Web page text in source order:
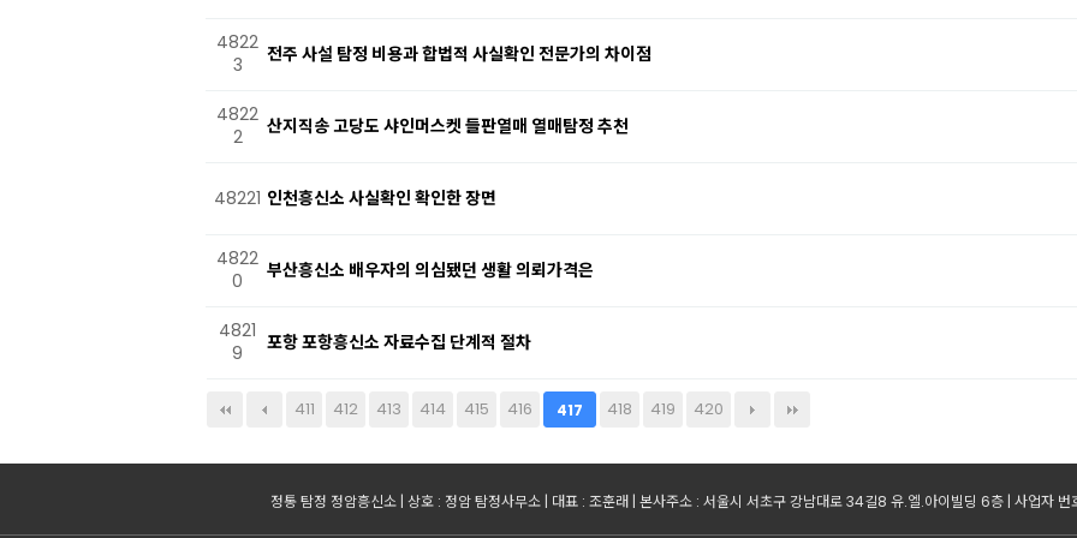
4822
3
전주 사설 탐정 비용과 합법적 사실확인 전문가의 차이점
4822
2
산지직송 고당도 샤인머스켓 들판열매 열매탐정 추천
48221 인천흥신소 사실확인 확인한 장면
4822
0
부산흥신소 배우자의 의심됐던 생활 의뢰가격은
4821
9
포항 포항흥신소 자료수집 단계적 절차
411 412 413 414 415 416 417 418 419 420
정통 탐정 정암흥신소 | 상호 : 정암 탐정사무소 | 대표 : 조훈래 | 본사주소 : 서울시 서초구 강남대로 34길8 유.엘.아이빌딩 6층 | 사업